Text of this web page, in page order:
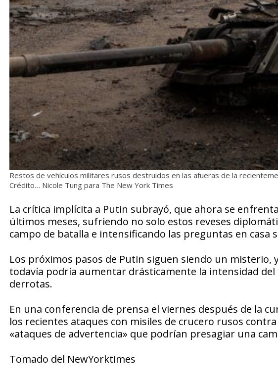
Restos de vehículos militares rusos destruidos en las afueras de la
Crédito… Nicole Tung para The New York Times
La crítica implícita a Putin subrayó, que ahora se
últimos meses, sufriendo no solo estos reveses
campo de batalla e intensificando las preguntas en casa
Los próximos pasos de Putin siguen siendo un misterio,
todavía podría aumentar drásticamente la intensidad del
derrotas.
En una conferencia de prensa el viernes después de la
los recientes ataques con misiles de crucero rusos
«ataques de advertencia» que podrían presagiar una
Tomado del NewYorktimes